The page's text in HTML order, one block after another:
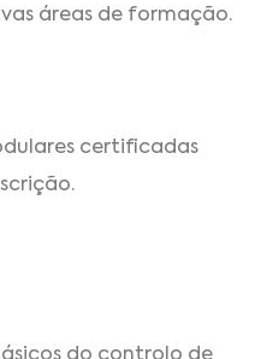
áreas de formação.
certificadas
do controlo de